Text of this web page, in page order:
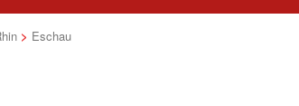
> Eschau